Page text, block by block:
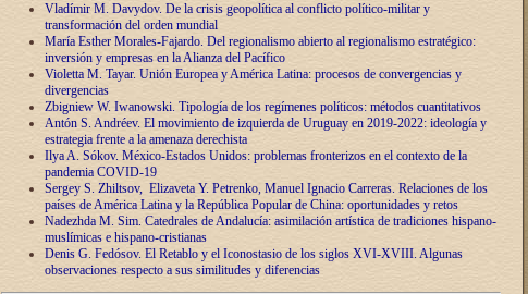
Vladímir M. Davydov. De la crisis geopolítica al conflicto político-militar y
transformación del orden mundial
María Esther Morales-Fajardo. Del regionalismo abierto al regionalismo estratégico:
inversión y empresas en la Alianza del Pacífico
Violetta M. Tayar. Unión Europea y América Latina: procesos de convergencias y
divergencias
Zbigniew W. Iwanowski. Tipología de los regímenes políticos: métodos cuantitativos
Antón S. Andréev. El movimiento de izquierda de Uruguay en 2019-2022: ideología y
estrategia frente a la amenaza derechista
Ilya A. Sókov. México-Estados Unidos: problemas fronterizos en el contexto de la
pandemia COVID-19
Sergey S. Zhiltsov, Elizaveta Y. Petrenko, Manuel Ignacio Carreras. Relaciones de los
países de América Latina y la República Popular de China: oportunidades y retos
Nadezhda M. Sim. Catedrales de Andalucía: asimilación artística de tradiciones hispano-
muslímicas e hispano-cristianas
Denis G. Fedósov. El Retablo y el Iconostasio de los siglos XVI-XVIII. Algunas
observaciones respecto a sus similitudes y diferencias